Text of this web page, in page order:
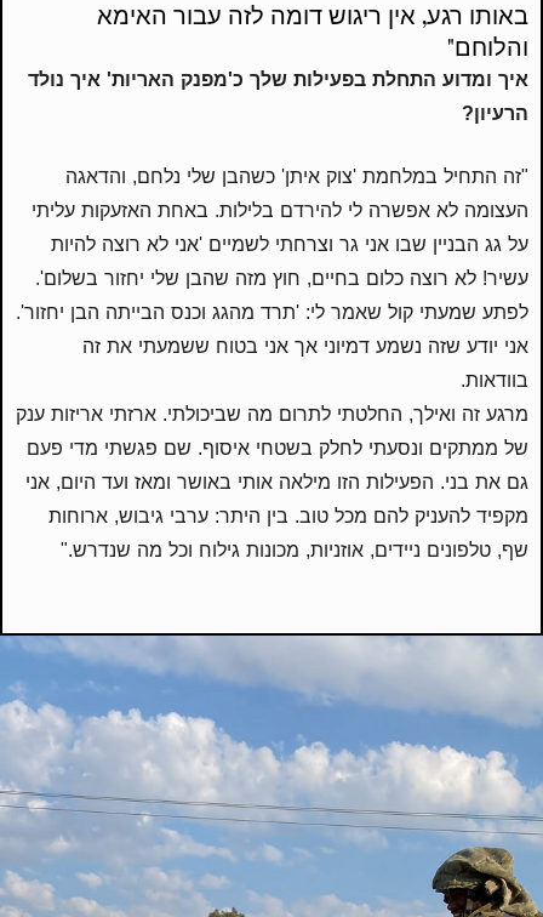
באותו רגע, אין ריגוש דומה לזה עבור האימא
והלוחם"
איך ומדוע התחלת בפעילות שלך כ'מפנק האריות' איך נולד
הרעיון?
"זה התחיל במלחמת 'צוק איתן' כשהבן שלי נלחם, והדאגה
העצומה לא אפשרה לי להירדם בלילות. באחת האזעקות עליתי
על גג הבניין שבו אני גר וצרחתי לשמיים 'אני לא רוצה להיות
עשיר! לא רוצה כלום בחיים, חוץ מזה שהבן שלי יחזור בשלום'.
לפתע שמעתי קול שאמר לי: 'תרד מהגג וכנס הבייתה הבן יחזור'.
אני יודע שזה נשמע דמיוני אך אני בטוח ששמעתי את זה
בוודאות.
מרגע זה ואילך, החלטתי לתרום מה שביכולתי. ארזתי אריזות ענק
של ממתקים ונסעתי לחלק בשטחי איסוף. שם פגשתי מדי פעם
גם את בני. הפעילות הזו מילאה אותי באושר ומאז ועד היום, אני
מקפיד להעניק להם מכל טוב. בין היתר: ערבי גיבוש, ארוחות
שף, טלפונים ניידים, אוזניות, מכונות גילוח וכל מה שנדרש."